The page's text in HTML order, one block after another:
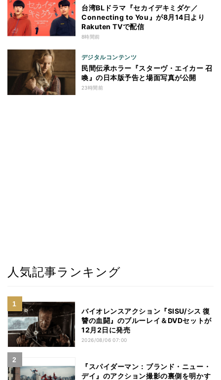
台湾BLドラマ『セカイデキミダケ／
Connecting to You』が8月14日より
Rakuten TVで配信
8時間前
デジタルコンテンツ
民間伝承ホラー『スターヴ・エイカー 召
喚』の日本版予告と場面写真が公開
23時間前
人気記事ランキング
バイオレンスアクション『SISU/シス 復
讐の血闘』のブルーレイ＆DVDセットが
12月2日に発売
2026/08/06 07:00
『スパイダーマン：ブランド・ニュー・
デイ』のアクション撮影の裏側を明かす